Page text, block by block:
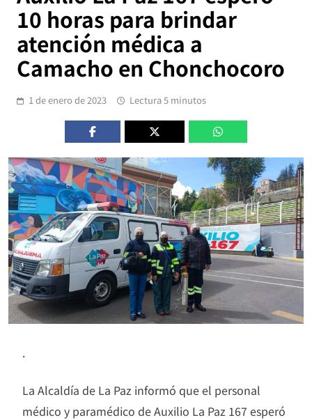
10 horas para brindar
atención médica a
Camacho en Chonchocoro
1 de enero de 2023 Lectura 5 minutos
.
La Alcaldía de La Paz informó que el personal
médico y paramédico de Auxilio La Paz 167 esperó